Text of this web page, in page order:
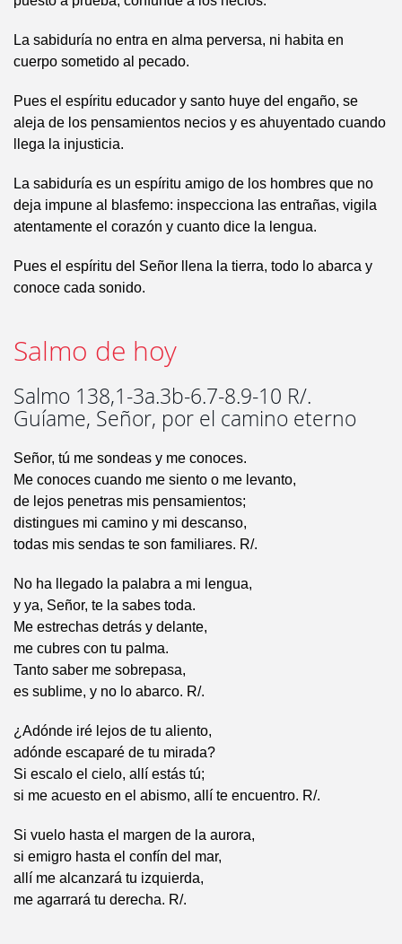
La sabiduría no entra en alma perversa, ni habita en
cuerpo sometido al pecado.
Pues el espíritu educador y santo huye del engaño, se
aleja de los pensamientos necios y es ahuyentado cuando
llega la injusticia.
La sabiduría es un espíritu amigo de los hombres que no
deja impune al blasfemo: inspecciona las entrañas, vigila
atentamente el corazón y cuanto dice la lengua.
Pues el espíritu del Señor llena la tierra, todo lo abarca y
conoce cada sonido.
Salmo de hoy
Salmo 138,1-3a.3b-6.7-8.9-10 R/.
Guíame, Señor, por el camino eterno
Señor, tú me sondeas y me conoces.
Me conoces cuando me siento o me levanto,
de lejos penetras mis pensamientos;
distingues mi camino y mi descanso,
todas mis sendas te son familiares. R/.
No ha llegado la palabra a mi lengua,
y ya, Señor, te la sabes toda.
Me estrechas detrás y delante,
me cubres con tu palma.
Tanto saber me sobrepasa,
es sublime, y no lo abarco. R/.
¿Adónde iré lejos de tu aliento,
adónde escaparé de tu mirada?
Si escalo el cielo, allí estás tú;
si me acuesto en el abismo, allí te encuentro. R/.
Si vuelo hasta el margen de la aurora,
si emigro hasta el confín del mar,
allí me alcanzará tu izquierda,
me agarrará tu derecha. R/.